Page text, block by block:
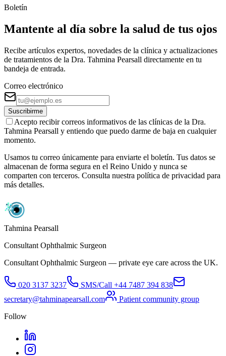
Boletín
Mantente al día sobre la salud de tus ojos
Recibe artículos expertos, novedades de la clínica y actualizaciones
de tratamientos de la Dra. Tahmina Pearsall directamente en tu
bandeja de entrada.
Correo electrónico
Suscribirme
Acepto recibir correos informativos de las clínicas de la Dra.
Tahmina Pearsall y entiendo que puedo darme de baja en cualquier
momento.
Usamos tu correo únicamente para enviarte el boletín. Tus datos se
almacenan de forma segura en el Reino Unido y nunca se
comparten con terceros. Consulta nuestra política de privacidad para
más detalles.
Tahmina Pearsall
Consultant Ophthalmic Surgeon
Consultant Ophthalmic Surgeon — private eye care across the UK.
020 3137 3237 SMS/Call +44 7487 394 838
secretary@tahminapearsall.com
Patient community group
Follow